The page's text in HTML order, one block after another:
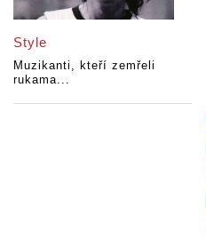
Style
Muzikanti, kteří zemřeli
rukama...